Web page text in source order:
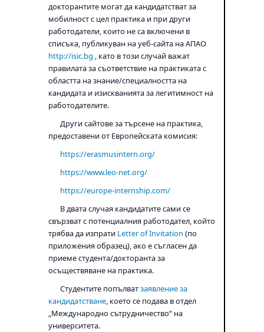
докторантите могат да кандидатстват за
мобилност с цел практика и при други
работодатели, които не са включени в
списъка, публикуван на уеб-сайта на АПАО
http://isic.bg , като в този случай важат
правилата за съответствие на практиката с
областта на знание/специалността на
кандидата и изискванията за легитимност на
работодателите.
Други сайтове за търсене на практика,
предоставени от Европейската комисия:
https://erasmusintern.org/
https://www.leo-net.org/
https://europe-internship.com/
В двата случая кандидатите сами се
свързват с потенциалния работодател, който
трябва да изпрати Letter of Invitation (по
приложения образец), ако е съгласен да
приеме студента/докторанта за
осъществяване на практика.
Студентите попълватзаявление за
кандидатстване , което се подава в отдел
„Международно сътрудничество“ на
университета.